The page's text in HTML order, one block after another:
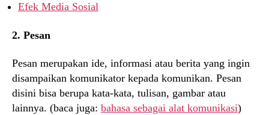
Efek Media Sosial
2. Pesan
Pesan merupakan ide, informasi atau berita yang ingin
disampaikan komunikator kepada komunikan. Pesan
disini bisa berupa kata-kata, tulisan, gambar atau
lainnya. (baca juga: bahasa sebagai alat komunikasi)